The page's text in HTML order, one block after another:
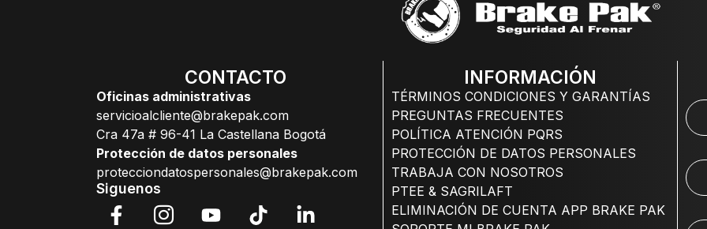
CONTACTO
Oficinas administrativas
servicioalcliente@brakepak.com
Cra 47a # 96-41 La Castellana Bogotá
Protección de datos personales
protecciondatospersonales@brakepak.com
Siguenos
INFORMACIÓN
TÉRMINOS CONDICIONES Y GARANTÍAS
PREGUNTAS FRECUENTES
POLÍTICA ATENCIÓN PQRS
PROTECCIÓN DE DATOS PERSONALES
TRABAJA CON NOSOTROS
PTEE & SAGRILAFT
ELIMINACIÓN DE CUENTA APP BRAKE PAK